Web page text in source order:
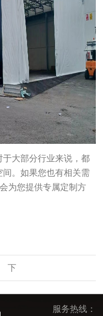
大部分行业来说，都
。如果您也有相关需
为您提供专属定制方
下
服务热线：